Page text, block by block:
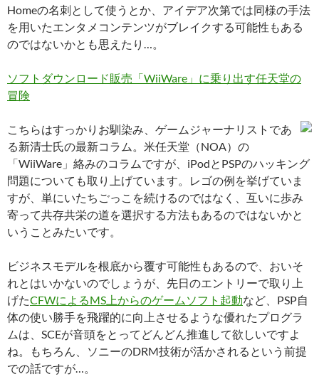
Homeの名刺として使うとか、アイデア次第では同様の手法
を用いたエンタメコンテンツがブレイクする可能性もある
のではないかとも思えたり…。
ソフトダウンロード販売「WiiWare」に乗り出す任天堂の
冒険
こちらはすっかりお馴染み、ゲームジャーナリストであ
る新清士氏の最新コラム。米任天堂（NOA）の
「WiiWare」絡みのコラムですが、iPodとPSPのハッキング
問題についても取り上げています。レゴの例を挙げていま
すが、単にいたちごっこを続けるのではなく、互いに歩み
寄って共存共栄の道を選択する方法もあるのではないかと
いうことみたいです。
ビジネスモデルを根底から覆す可能性もあるので、おいそ
れとはいかないのでしょうが、先日のエントリーで取り上
げたCFWによるMS上からのゲームソフト起動など、PSP自
体の使い勝手を飛躍的に向上させるような優れたプログラ
ムは、SCEが音頭をとってどんどん推進して欲しいですよ
ね。もちろん、ソニーのDRM技術が活かされるという前提
での話ですが…。